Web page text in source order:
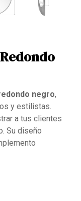
negro,
y estilistas.
a tus clientes
Su diseño